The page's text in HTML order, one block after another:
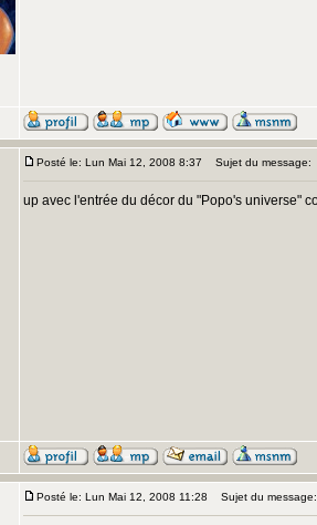
Posté le: Lun Mai 12, 2008 8:37 Sujet du message:
up avec l'entrée du décor du "Popo's universe"
Posté le: Lun Mai 12, 2008 11:28 Sujet du message: